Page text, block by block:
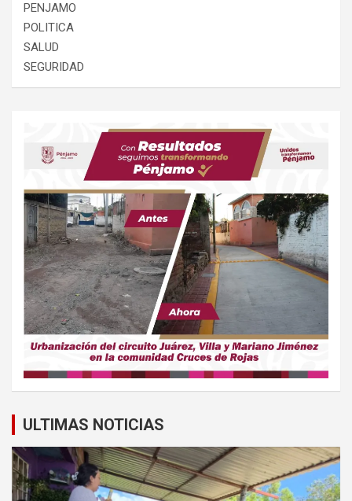
PENJAMO
POLITICA
SALUD
SEGURIDAD
ULTIMAS NOTICIAS